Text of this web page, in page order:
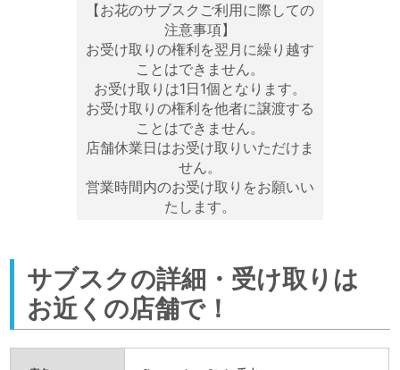
【お花のサブスクご利用に際しての
注意事項】
お受け取りの権利を翌月に繰り越す
ことはできません。
お受け取りは1日1個となります。
お受け取りの権利を他者に譲渡する
ことはできません。
店舗休業日はお受け取りいただけま
せん。
営業時間内のお受け取りをお願いい
たします。
サブスクの詳細・受け取りは
お近くの店舗で！